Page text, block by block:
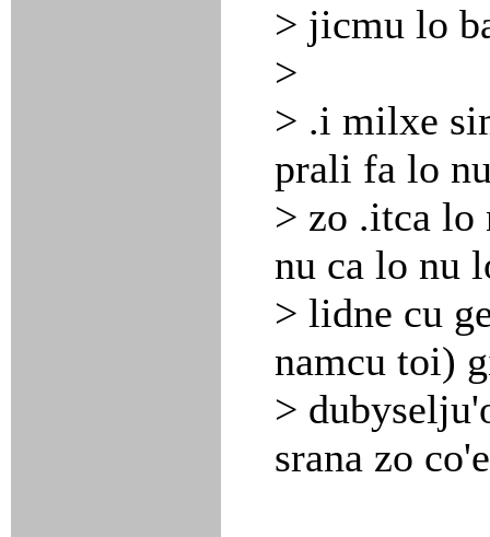
> jicmu lo
>
> .i milxe
prali fa lo
> zo .itca lo
nu ca lo nu
> lidne cu
namcu toi)
>
srana zo